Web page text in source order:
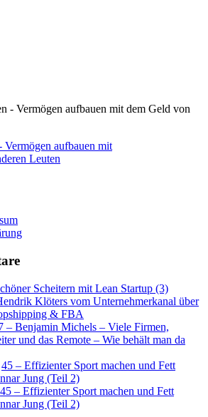
aufbauen mit
Leuten
Scheitern mit Lean Startup (3)
Klöters vom Unternehmerkanal über
& FBA
– Benjamin Michels – Viele Firmen,
und das Remote – Wie behält man da
45 – Effizienter Sport machen und Fett
Jung (Teil 2)
45 – Effizienter Sport machen und Fett
Jung (Teil 2)